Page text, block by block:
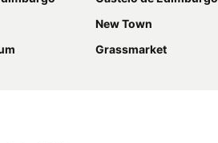
New Town
Grassmarket